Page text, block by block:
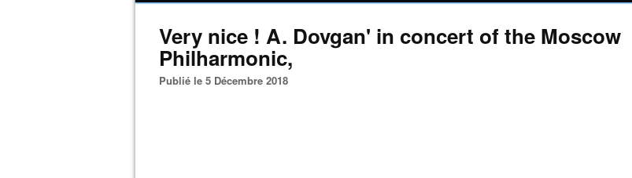
Very nice ! A. Dovgan' in concert of the Moscow
Philharmonic,
Publié le 5 Décembre 2018